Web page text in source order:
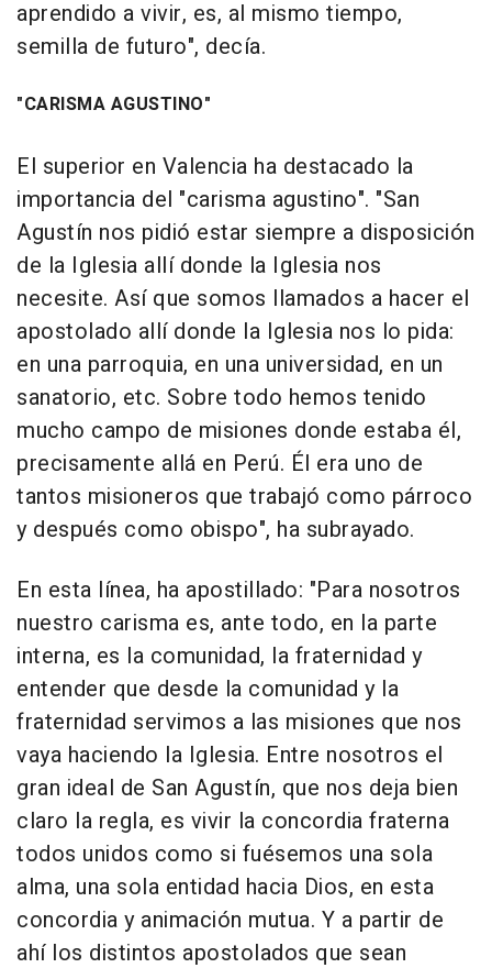
aprendido a vivir, es, al mismo tiempo,
semilla de futuro", decía.
"CARISMA AGUSTINO"
El superior en Valencia ha destacado la
importancia del "carisma agustino". "San
Agustín nos pidió estar siempre a disposición
de la Iglesia allí donde la Iglesia nos
necesite. Así que somos llamados a hacer el
apostolado allí donde la Iglesia nos lo pida:
en una parroquia, en una universidad, en un
sanatorio, etc. Sobre todo hemos tenido
mucho campo de misiones donde estaba él,
precisamente allá en Perú. Él era uno de
tantos misioneros que trabajó como párroco
y después como obispo", ha subrayado.
En esta línea, ha apostillado: "Para nosotros
nuestro carisma es, ante todo, en la parte
interna, es la comunidad, la fraternidad y
entender que desde la comunidad y la
fraternidad servimos a las misiones que nos
vaya haciendo la Iglesia. Entre nosotros el
gran ideal de San Agustín, que nos deja bien
claro la regla, es vivir la concordia fraterna
todos unidos como si fuésemos una sola
alma, una sola entidad hacia Dios, en esta
concordia y animación mutua. Y a partir de
ahí los distintos apostolados que sean